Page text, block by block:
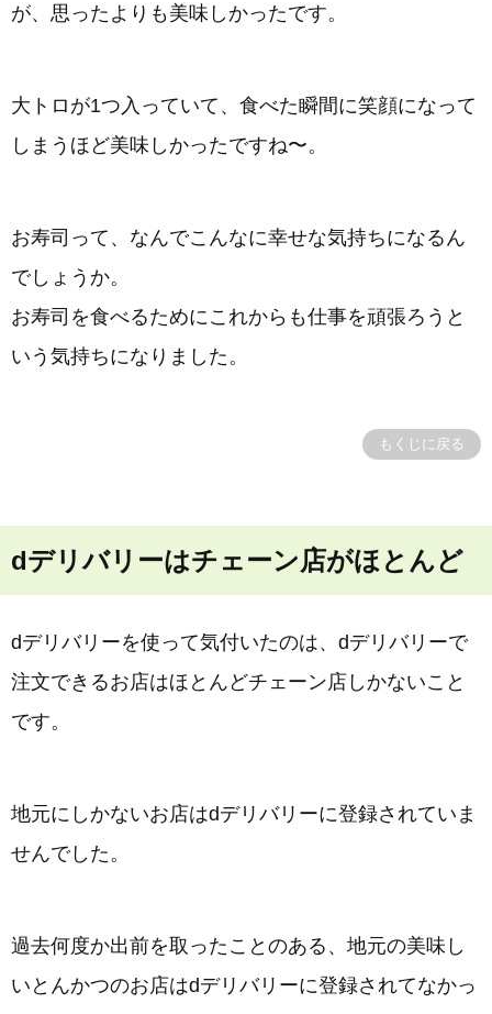
が、思ったよりも美味しかったです。
大トロが1つ入っていて、食べた瞬間に笑顔になって
しまうほど美味しかったですね〜。
お寿司って、なんでこんなに幸せな気持ちになるん
でしょうか。
お寿司を食べるためにこれからも仕事を頑張ろうと
いう気持ちになりました。
もくじに戻る
dデリバリーはチェーン店がほとんど
dデリバリーを使って気付いたのは、dデリバリーで
注文できるお店はほとんどチェーン店しかないこと
です。
地元にしかないお店はdデリバリーに登録されていま
せんでした。
過去何度か出前を取ったことのある、地元の美味し
いとんかつのお店はdデリバリーに登録されてなかっ